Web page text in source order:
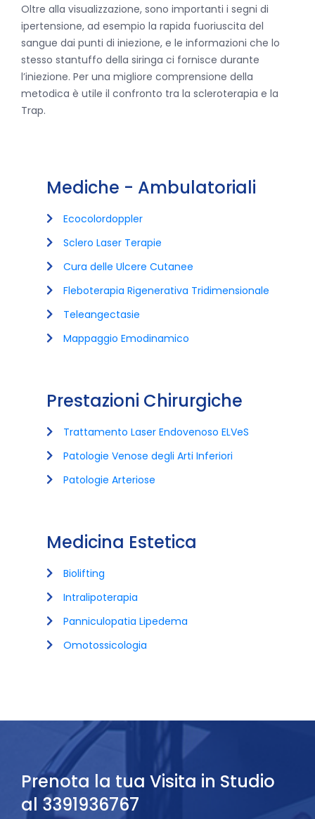
Oltre alla visualizzazione, sono importanti i segni di
ipertensione, ad esempio la rapida fuoriuscita del
sangue dai punti di iniezione, e le informazioni che lo
stesso stantuffo della siringa ci fornisce durante
l’iniezione. Per una migliore comprensione della
metodica è utile il confronto tra la scleroterapia e la
Trap.
Mediche - Ambulatoriali
Ecocolordoppler
Sclero Laser Terapie
Cura delle Ulcere Cutanee
Fleboterapia Rigenerativa Tridimensionale
Teleangectasie
Mappaggio Emodinamico
Prestazioni Chirurgiche
Trattamento Laser Endovenoso ELVeS
Patologie Venose degli Arti Inferiori
Patologie Arteriose
Medicina Estetica
Biolifting
Intralipoterapia
Panniculopatia Lipedema
Omotossicologia
Prenota la tua Visita in Studio
al 3391936767